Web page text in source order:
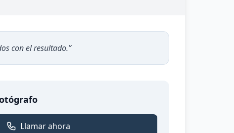
con el resultado.”
Llamar ahora